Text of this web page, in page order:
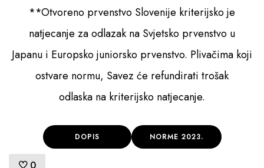
**Otvoreno prvenstvo Slovenije kriterijsko je
natjecanje za odlazak na Svjetsko prvenstvo u
Japanu i Europsko juniorsko prvenstvo. Plivačima koji
ostvare normu, Savez će refundirati trošak
odlaska na kriterijsko natjecanje.
DOPIS NORME 2023.